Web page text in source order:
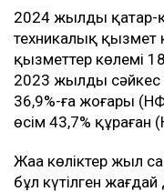
2024 жылдың
техникалық қызмет
қызметтер көлемі
2023 жылдың сәйкес
36,9%-ға жоғары
өсім 43,7% құраған
Жаңа көліктер жыл
бұл күтілген